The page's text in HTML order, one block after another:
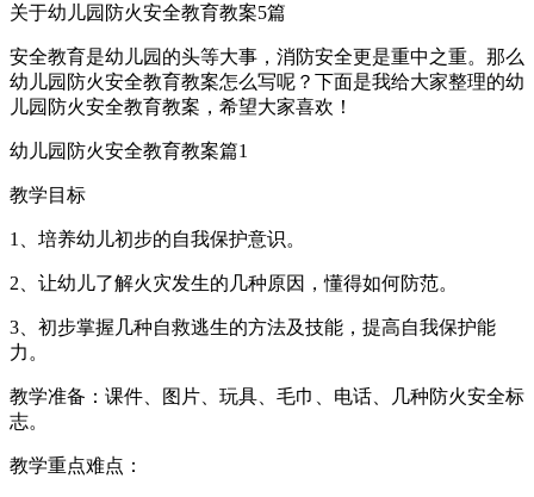
关于幼儿园防火安全教育教案5篇
安全教育是幼儿园的头等大事，消防安全更是重中之重。那么
幼儿园防火安全教育教案怎么写呢？下面是我给大家整理的幼
儿园防火安全教育教案，希望大家喜欢！
幼儿园防火安全教育教案篇1
教学目标
1、培养幼儿初步的自我保护意识。
2、让幼儿了解火灾发生的几种原因，懂得如何防范。
3、初步掌握几种自救逃生的方法及技能，提高自我保护能
力。
教学准备：课件、图片、玩具、毛巾、电话、几种防火安全标
志。
教学重点难点：